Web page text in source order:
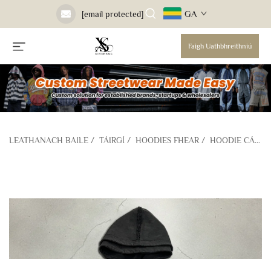
[email protected] GA
Faigh Uathbhreithniú
LEATHANACH BAILE / TÁIRGÍ / HOODIES FHEAR/ HOODIE CÁILÍ